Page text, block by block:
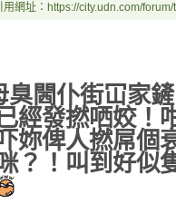
用網址：https://city.udn.com/
臭閪仆街冚家
經發撚哂姣！
妳俾人撚屌個
？！叫到好似